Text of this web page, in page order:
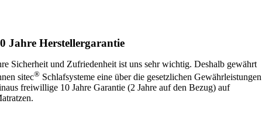
Jahre Herstel­lerga­rantie
Sicherheit und Zufriedenheit ist uns sehr wichtig. Deshalb gewährt
sitec® Schlafsysteme eine über die gesetzlichen Gewährleistungen
freiwillige 10 Jahre Garantie (2 Jahre auf den Bezug) auf